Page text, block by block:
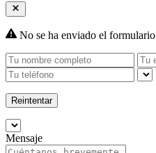
No se ha enviado el formulario
Reintentar
Mensaje